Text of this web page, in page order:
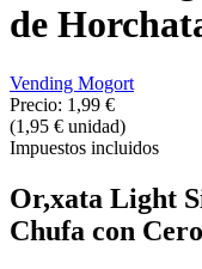
de
Vending Mogort
Precio: 1,99 €
(1,95 € unidad)
Impuestos incluidos
Or,xata Light
Chufa con